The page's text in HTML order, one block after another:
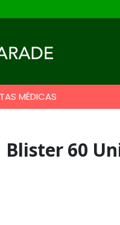
MÉDICAS
60